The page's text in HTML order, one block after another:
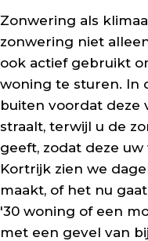
Zonwering als
zonwering niet
ook actief gebruikt
woning te sturen. In
buiten voordat deze
straalt, terwijl u de
geeft, zodat deze
Kortrijk zien we
maakt, of het nu
'30 woning of een
met een gevel van